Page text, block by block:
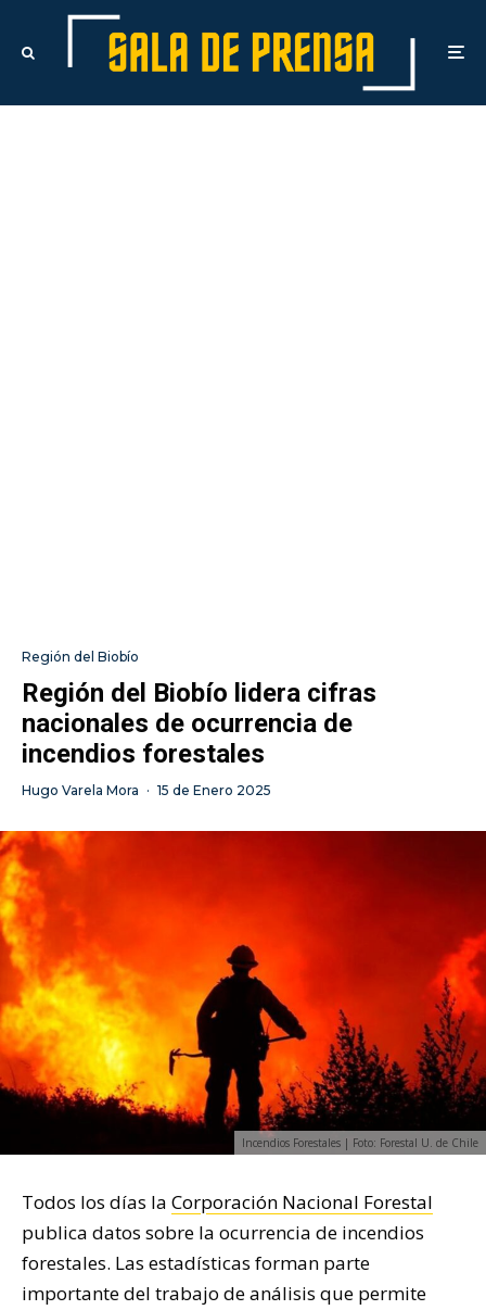
Región del Biobío
Región del Biobío lidera cifras
nacionales de ocurrencia de
incendios forestales
Hugo Varela Mora · 15 de Enero 2025
Incendios Forestales | Foto: Forestal U. de Chile
Todos los días la Corporación Nacional Forestal
publica datos sobre la ocurrencia de incendios
forestales. Las estadísticas forman parte
importante del trabajo de análisis que permite